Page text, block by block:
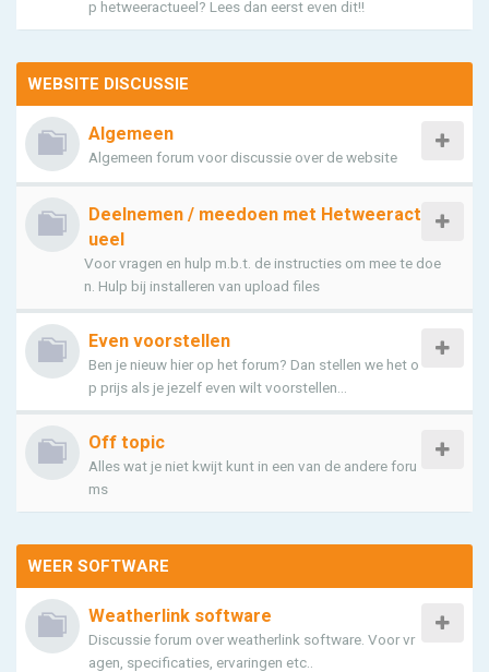
p hetweeractueel? Lees dan eerst even dit!!
WEBSITE DISCUSSIE
Algemeen
Algemeen forum voor discussie over de website
Deelnemen / meedoen met Hetweeract
ueel
Voor vragen en hulp m.b.t. de instructies om mee te doe
n. Hulp bij installeren van upload files
Even voorstellen
Ben je nieuw hier op het forum? Dan stellen we het o
p prijs als je jezelf even wilt voorstellen...
Off topic
Alles wat je niet kwijt kunt in een van de andere foru
ms
WEER SOFTWARE
Weatherlink software
Discussie forum over weatherlink software. Voor vr
agen, specificaties, ervaringen etc..